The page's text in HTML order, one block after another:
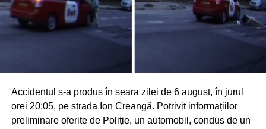
Accidentul s-a produs în seara zilei de 6 august, în jurul
orei 20:05, pe strada Ion Creangă. Potrivit informațiilor
preliminare oferite de Poliție, un automobil, condus de un